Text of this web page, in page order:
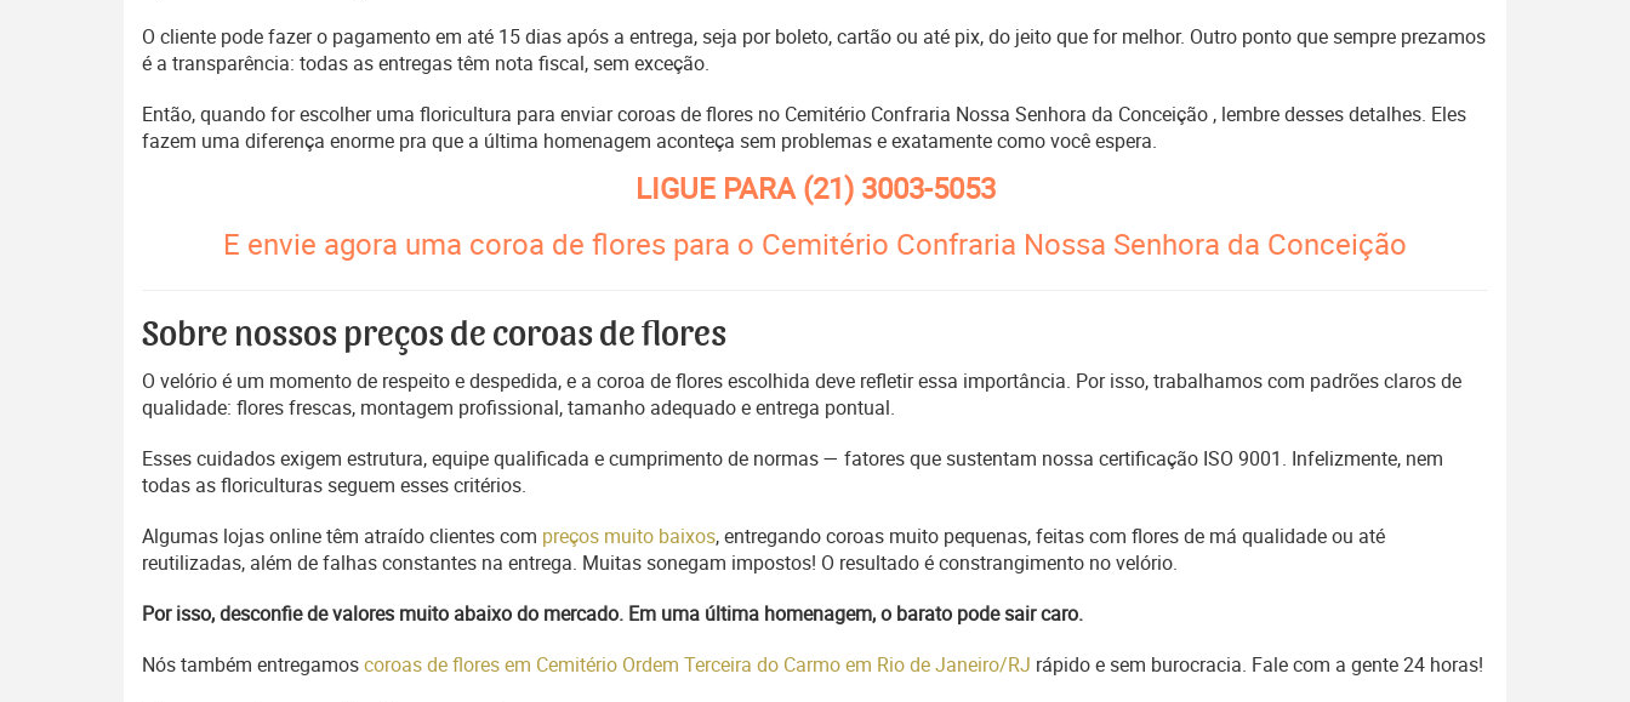
O cliente pode fazer o pagamento em até 15 dias após a entrega, seja por boleto, cartão ou até pix, do jeito que for melhor. Outro ponto que sempre prezamos
é a transparência: todas as entregas têm nota fiscal, sem exceção.
Então, quando for escolher uma floricultura para enviar coroas de flores no Cemitério Confraria Nossa Senhora da Conceição , lembre desses detalhes. Eles
fazem uma diferença enorme pra que a última homenagem aconteça sem problemas e exatamente como você espera.
LIGUE PARA(21) 3003-5053
E envie agora uma coroa de flores para o Cemitério Confraria Nossa Senhora da Conceição
Sobre nossos preços de coroas de flores
O velório é um momento de respeito e despedida, e a coroa de flores escolhida deve refletir essa importância. Por isso, trabalhamos com padrões claros de
qualidade: flores frescas, montagem profissional, tamanho adequado e entrega pontual.
Esses cuidados exigem estrutura, equipe qualificada e cumprimento de normas — fatores que sustentam nossa certificação ISO 9001. Infelizmente, nem
todas as floriculturas seguem esses critérios.
Algumas lojas online têm atraído clientes com preços muito baixos, entregando coroas muito pequenas, feitas com flores de má qualidade ou até
reutilizadas, além de falhas constantes na entrega. Muitas sonegam impostos! O resultado é constrangimento no velório.
Por isso, desconfie de valores muito abaixo do mercado. Em uma última homenagem, o barato pode sair caro.
Nós também entregamoscoroas de flores em Cemitério Ordem Terceira do Carmo em Rio de Janeiro/RJ rápido e sem burocracia. Fale com a gente 24 horas!